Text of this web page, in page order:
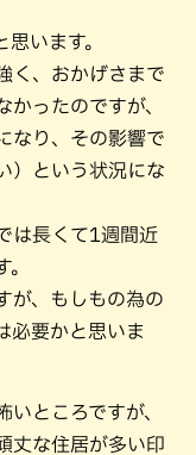
います。
く、おかげさまで
ったのですが、
なり、その影響で
）という状況にな
は長くて1週間近
が、もしもの為の
必要かと思いま
ところですが、
丈な住居が多い印